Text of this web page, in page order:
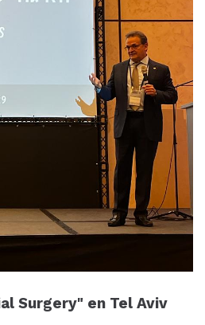
Surgery" en Tel Aviv